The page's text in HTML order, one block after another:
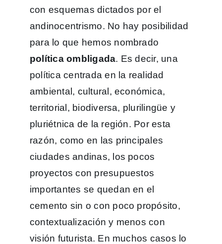
con esquemas dictados por el
andinocentrismo. No hay posibilidad
para lo que hemos nombrado
política ombligada. Es decir, una
política centrada en la realidad
ambiental, cultural, económica,
territorial, biodiversa, plurilingüe y
pluriétnica de la región. Por esta
razón, como en las principales
ciudades andinas, los pocos
proyectos con presupuestos
importantes se quedan en el
cemento sin o con poco propósito,
contextualización y menos con
visión futurista. En muchos casos lo